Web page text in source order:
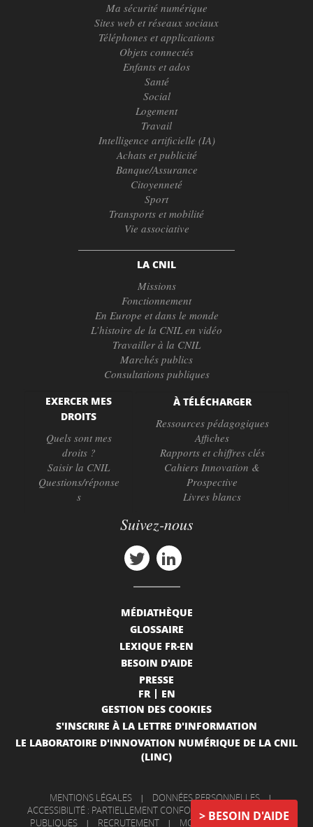
BESOIN D'AIDE
Ma sécurité numérique
Sites web et réseaux sociaux
Téléphones et applications
Objets connectés
Enfants et ados
Santé
Social
Logement
Travail
Intelligence artificielle (IA)
Achats et publicité
Banque/Assurance
Citoyenneté
Sport
Transports et mobilité
Vie associative
LA CNIL
Missions
Fonctionnement
En Europe et dans le monde
L’histoire de la CNIL en vidéo
Travailler à la CNIL
Marchés publics
Consultations publiques
EXERCER MES
DROITS
Quels sont mes
droits ?
Saisir la CNIL
Questions/réponse
s
À TÉLÉCHARGER
Ressources pédagogiques
Affiches
Rapports et chiffres clés
Cahiers Innovation &
Prospective
Livres blancs
Suivez-nous
MÉDIATHÈQUE
GLOSSAIRE
LEXIQUE FR-EN
BESOIN D'AIDE
PRESSE
FR
EN
GESTION DES COOKIES
S'INSCRIRE À LA LETTRE D'INFORMATION
LE LABORATOIRE D'INNOVATION NUMÉRIQUE DE LA CNIL
(LINC)
MENTIONS LÉGALES | DONNÉES PERSONNELLES |
ACCESSIBILITÉ : PARTIELLEMENT CONFORME
|
INFORMATIONS
PUBLIQUES
| RECRUTEMENT | MON COMPTE | NOUS